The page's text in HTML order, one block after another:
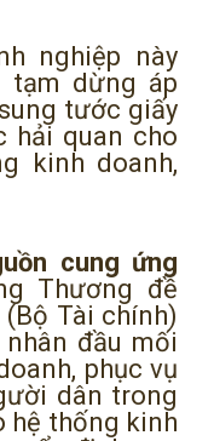
nghiệp này
tạm dừng áp
tước giấy
hải quan cho
kinh doanh,
cung ứng
Thương đề
Tài chính)
đầu mối
phục vụ
dân trong
hệ thống kinh